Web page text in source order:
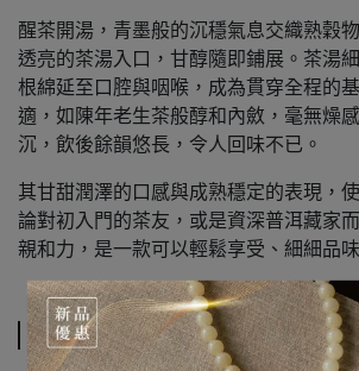
醒茶開湯，青墨般的沉穩氣息交織熟穀
透亮的茶湯入口，甘醇隨即鋪展。茶湯
根綿延至口腔與咽喉，成為貫穿全程的
適，如陳年老生茶般醇和內斂，毫無燥
沉，飲後餘韻悠長，令人回味不已。
其甘甜潤澤的口感與成熟穩定的表現，
論對初入門的茶友，或是資深普洱藏家
親和力，是一款可以輕鬆享受、細細品
規格說明